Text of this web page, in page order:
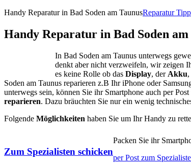
Handy Reparatur in Bad Soden am TaunusReparatur
Handy Reparatur in Bad Soden am
In Bad Soden am Taunus unterwegs
denkt aber nicht verzweifeln, wir zeigen
es keine Rolle ob das Display, der Akku,
Soden am Taunus reparieren z.B Ihr iPhone oder
unterwegs sein, können Sie ihr Smartphone auch per
reparieren. Dazu bräuchten Sie nur ein wenig
Folgende Möglichkeiten haben Sie um Ihr Handy zu
Zum Spezialisten schicken
Packen Sie ihr
per Post zum